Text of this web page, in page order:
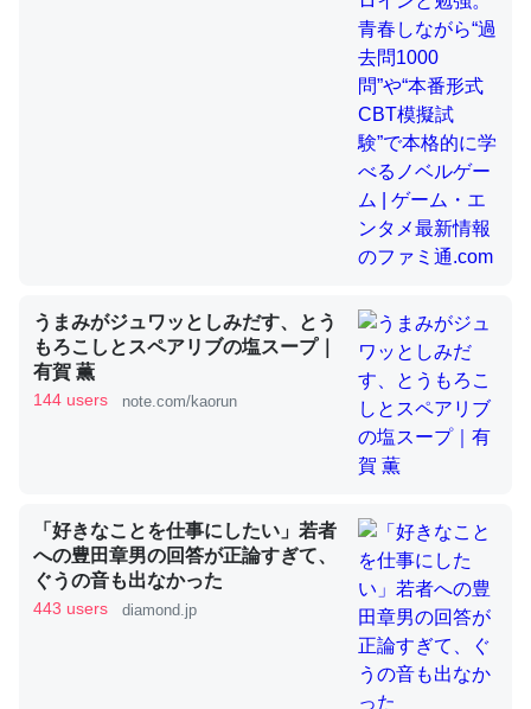
昆虫ってカルシウム少ないのか。知らんかった。調べたら
コオロギのカルシウム分はエビの600分の1程度。
─ニュース :: 【研究発表】昆虫学の大問題＝「昆虫はなぜ海にいな
論文では「淡水はカルシウムも酸素も不足してて両方に不
利だから両方が拮抗してるのでは」とあって面白い。海に
いる鋏角類（カブトガニ・ウミグモ）はカルシウムを使わ
ずキチンを強化してる筈だが、酵素が違うのか？
─ニュース :: 【研究発表】昆虫学の大問題＝「昆虫はなぜ海にいな
これを元に考えるとカルシウムを大量に使う脊椎動物と貝
類は苦労してるんだな…。腹足類だと殻を無くしてナメク
うまみがジュワッとしみだす、とう
もろこしとスペアリブの塩スープ｜
有賀 薫
144 users note.com/kaorun
「好きなことを仕事にしたい」若者
への豊田章男の回答が正論すぎて、
ぐうの音も出なかった
443 users diamond.jp